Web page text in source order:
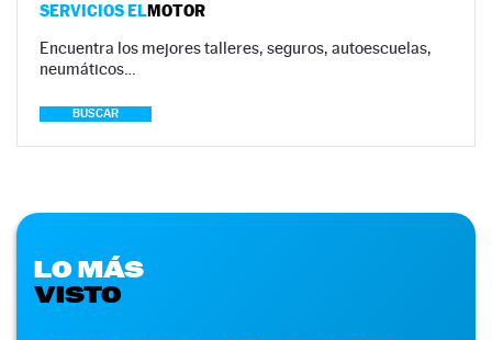
SERVICIOS ELMOTOR
Encuentra los mejores talleres, seguros, autoescuelas,
neumáticos…
BUSCAR
LO MÁS
VISTO